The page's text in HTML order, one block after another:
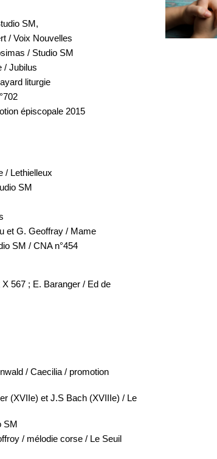
SM,
/ Voix Nouvelles
/ Studio SM
/ Jubilus
liturgie
épiscopale 2015
/ Lethielleux
SM
et G. Geoffray / Mame
SM / CNA n°454
567 ; E. Baranger / Ed de
/ Caecilia / promotion
(XVIIe) et J.S Bach (XVIIIe) / Le
SM
/ mélodie corse / Le Seuil